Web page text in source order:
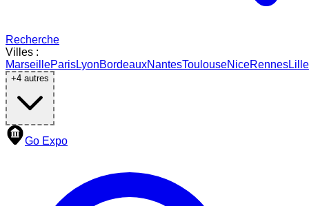
Recherche
Villes :
MarseilleParisLyonBordeauxNantesToulouseNiceRennesLille
+4 autres
Go Expo